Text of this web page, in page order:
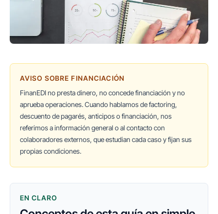
AVISO SOBRE FINANCIACIÓN
FinanEDI no presta dinero, no concede financiación y no
aprueba operaciones. Cuando hablamos de factoring,
descuento de pagarés, anticipos o financiación, nos
referimos a información general o al contacto con
colaboradores externos, que estudian cada caso y fijan sus
propias condiciones.
EN CLARO